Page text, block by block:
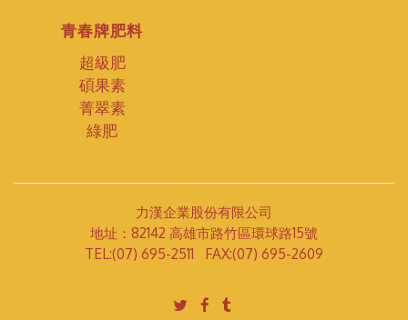
青春牌肥料
超級肥
碩果素
菁翠素
綠肥
力漢企業股份有限公司
地址：82142 高雄市路竹區環球路15號
TEL:(07) 695-2511 FAX:(07) 695-2609